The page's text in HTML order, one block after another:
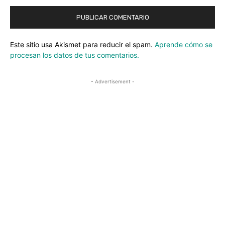
Este sitio usa Akismet para reducir el spam. Aprende cómo se
procesan los datos de tus comentarios.
- Advertisement -